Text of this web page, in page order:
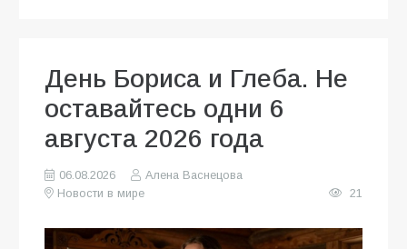
День Бориса и Глеба. Не
оставайтесь одни 6
августа 2026 года
06.08.2026
Алена Васнецова
Новости в мире
21